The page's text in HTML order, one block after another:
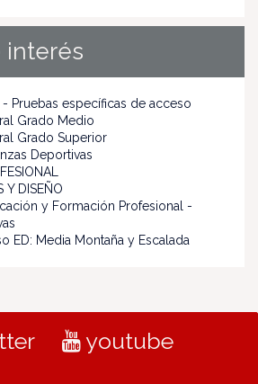
interés
Pruebas específicas de acceso
Grado Medio
Grado Superior
Deportivas
Y DISEÑO
y Formación Profesional -
ED: Media Montaña y Escalada
youtube